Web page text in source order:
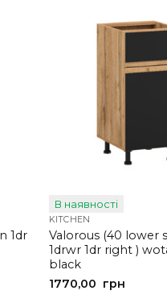
1dr
В наявності
KITCHEN
Valorous (40 lower
1drwr 1dr right )
black
1770,00 грн